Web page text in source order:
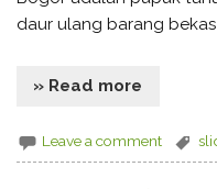
daur ulang barang bekas
» Read more
Leave a comment